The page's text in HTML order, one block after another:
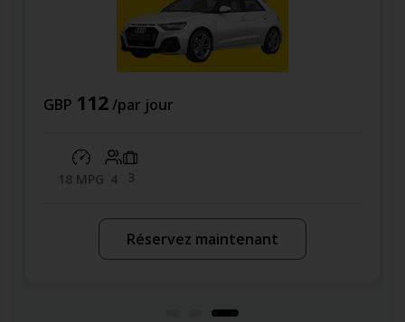
GBP55/par jour
44 MPG
Réservez maintenant